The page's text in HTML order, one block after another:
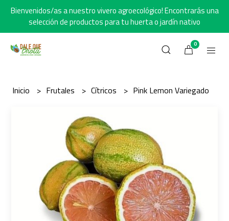
Bienvenidos/as a nuestro vivero agroecológico! Encontrarás una
selección de productos para tu huerta o jardín nativo
0
Inicio Frutales Cítricos Pink Lemon Variegado